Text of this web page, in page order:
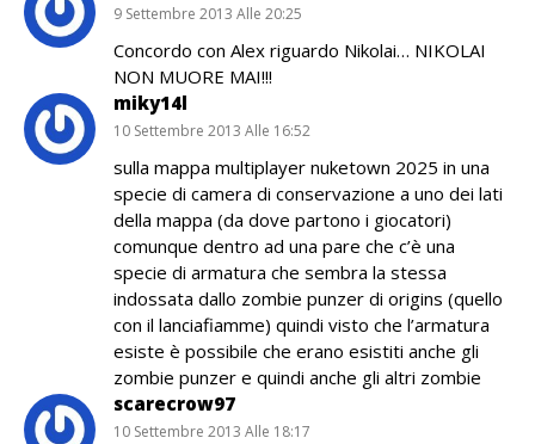
9 Settembre 2013 Alle 20:25
Concordo con Alex riguardo Nikolai… NIKOLAI
NON MUORE MAI!!!
miky14l
10 Settembre 2013 Alle 16:52
sulla mappa multiplayer nuketown 2025 in una
specie di camera di conservazione a uno dei lati
della mappa (da dove partono i giocatori)
comunque dentro ad una pare che c’è una
specie di armatura che sembra la stessa
indossata dallo zombie punzer di origins (quello
con il lanciafiamme) quindi visto che l’armatura
esiste è possibile che erano esistiti anche gli
zombie punzer e quindi anche gli altri zombie
scarecrow97
10 Settembre 2013 Alle 18:17